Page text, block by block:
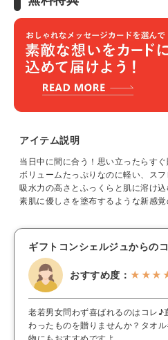
アイテム説明
当日中に間に合う！思い立ったらす
ボリュームたっぷりなのに軽い、スフ
吸水力の高さとふっくらと肌に溶け
素肌に優しさを塗布するような新感覚
ギフトコンシェルジュからの
おすすめ度：
老若男女問わず喜ばれるのはコレ♪
わったものを贈りませんか？タオ